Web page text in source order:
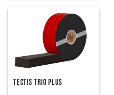
Tectis Trio Plus